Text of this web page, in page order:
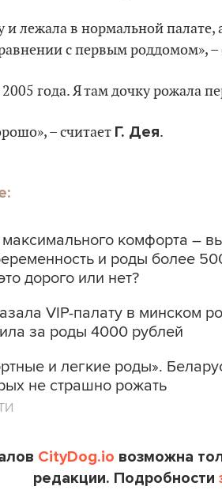
и лежала в нормальной
с первым роддомом», –
года. Я там дочку рожала
– считает Г. Дея.
комфорта –
и роды более
дорого или нет?
VIP-палату в минском
за роды 4000 рублей
и легкие роды».
не страшно рожать
CityDog.io возможна
редакции. Подробности